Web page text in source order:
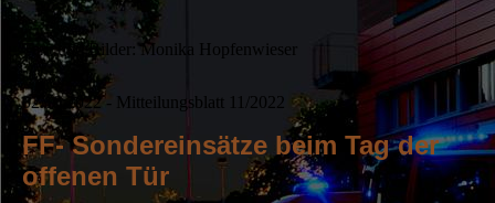
Text und Bilder: Monika Hopfenwieser
02.10.2022 - Mitteilungsblatt 11/2022
FF- Sondereinsätze beim Tag der
offenen Tür